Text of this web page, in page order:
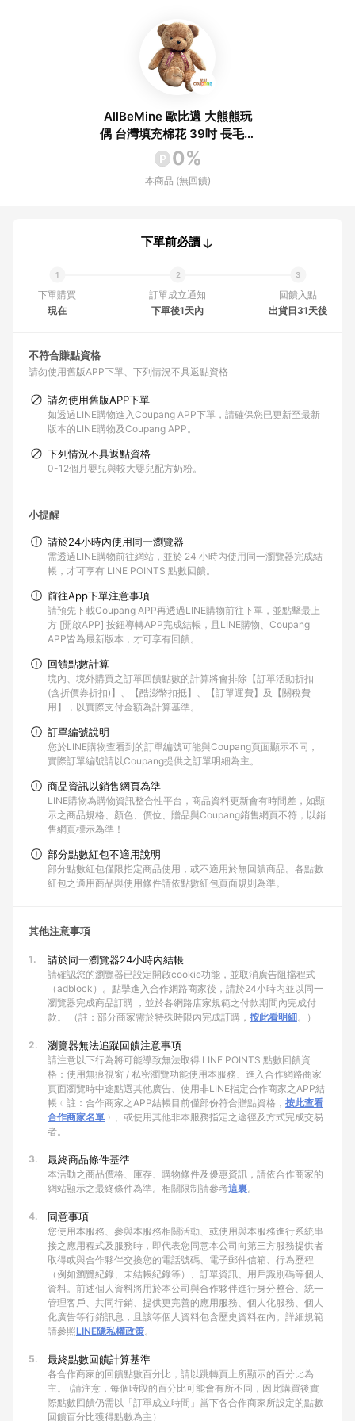
AllBeMine 歐比邁 大熊熊玩
偶 台灣填充棉花 39吋 長毛柔
柔熊 1個
0%
本商品 (無回饋)
下單前必讀
下單購買
現在
訂單成立通知
下單後1天內
回饋入點
出貨日31天後
不符合賺點資格
請勿使用舊版APP下單 下列情況不具返點資格
請勿使用舊版APP下單
如透過LINE購物進入Coupang APP下單，請確保您已更新至最新
版本的LINE購物及Coupang APP。
下列情況不具返點資格
0-12個月嬰兒與較大嬰兒配方奶粉。
小提醒
請於24小時內使用同一瀏覽器
需透過LINE購物前往網站，並於 24 小時內使用同一瀏覽器完成結
帳，才可享有 LINE POINTS 點數回饋。
前往App下單注意事項
請預先下載Coupang APP再透過LINE購物前往下單，並點擊最上
方 [開啟APP] 按鈕導轉APP完成結帳，且LINE購物、Coupang
APP皆為最新版本，才可享有回饋。
回饋點數計算
境內、境外購買之訂單回饋點數的計算將會排除【訂單活動折扣
(含折價券折扣)】、【酷澎幣扣抵】、【訂單運費】及【關稅費
用】，以實際支付金額為計算基準。
訂單編號說明
您於LINE購物查看到的訂單編號可能與Coupang頁面顯示不同，
實際訂單編號請以Coupang提供之訂單明細為主。
商品資訊以銷售網頁為準
LINE購物為購物資訊整合性平台，商品資料更新會有時間差，如顯
示之商品規格、顏色、價位、贈品與Coupang銷售網頁不符，以銷
售網頁標示為準！
部分點數紅包不適用說明
部分點數紅包僅限指定商品使用，或不適用於無回饋商品。各點數
紅包之適用商品與使用條件請依點數紅包頁面規則為準。
其他注意事項
1. 請於同一瀏覽器24小時內結帳
請確認您的瀏覽器已設定開啟cookie功能，並取消廣告阻擋程式
（adblock）。點擊進入合作網路商家後，請於24小時內並以同一
瀏覽器完成商品訂購 ，並於各網路店家規範之付款期間內完成付
款。 （註：部分商家需於特殊時限內完成訂購， 按此看明細。）
2. 瀏覽器無法追蹤回饋注意事項
請注意以下行為將可能導致無法取得 LINE POINTS 點數回饋資
格：使用無痕視窗 / 私密瀏覽功能使用本服務、進入合作網路商家
頁面瀏覽時中途點選其他廣告、使用非LINE指定合作商家之APP結
帳﹙註：合作商家之APP結帳目前僅部份符合贈點資格， 按此查看
合作商家名單 ﹚、或使用其他非本服務指定之途徑及方式完成交易
者。
3. 最終商品條件基準
本活動之商品價格、庫存、購物條件及優惠資訊，請依合作商家的
網站顯示之最終條件為準。相關限制請參考這裏。
4. 同意事項
您使用本服務、參與本服務相關活動、或使用與本服務進行系統串
接之應用程式及服務時，即代表您同意本公司向第三方服務提供者
取得或與合作夥伴交換您的電話號碼、電子郵件信箱、行為歷程
（例如瀏覽紀錄、未結帳紀錄等）、訂單資訊、用戶識別碼等個人
資料。前述個人資料將用於本公司與合作夥伴進行身分整合、統一
管理客戶、共同行銷、提供更完善的應用服務、個人化服務、個人
化廣告等行銷訊息，且該等個人資料包含歷史資料在內。詳細規範
請參照LINE隱私權政策。
5. 最終點數回饋計算基準
各合作商家的回饋點數百分比，請以跳轉頁上所顯示的百分比為
主。 (請注意，每個時段的百分比可能會有所不同，因此購買後實
際點數回饋仍需以「訂單成立時間」當下各合作商家所設定的點數
回饋百分比獲得點數為主）